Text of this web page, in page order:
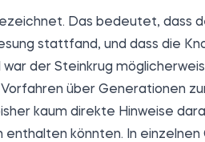
Das bedeutet, dass
stattfand, und dass die
der Steinkrug
über Generationen
kaum direkte Hinweise
könnten. In einzelnen